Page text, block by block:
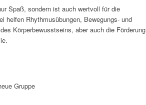
Spaß, sondern ist auch wertvoll für die
helfen Rhythmusübungen, Bewegungs- und
Körperbewusstseins, aber auch die Förderung
Gruppe